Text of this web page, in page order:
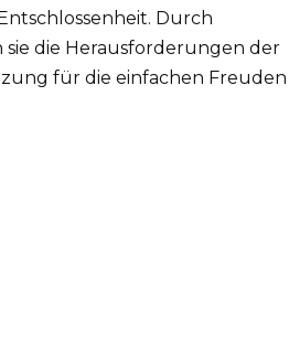
Durch
die Herausforderungen der
für die einfachen Freuden